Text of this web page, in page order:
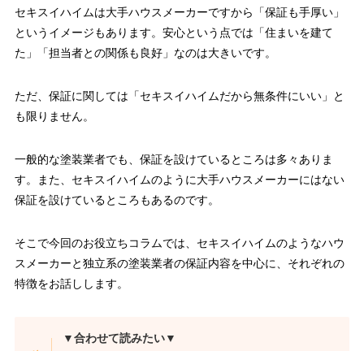
セキスイハイムは大手ハウスメーカーですから「保証も手厚い」
というイメージもあります。安心という点では「住まいを建て
た」「担当者との関係も良好」なのは大きいです。
ただ、保証に関しては「セキスイハイムだから無条件にいい」と
も限りません。
一般的な塗装業者でも、保証を設けているところは多々ありま
す。また、セキスイハイムのように大手ハウスメーカーにはない
保証を設けているところもあるのです。
そこで今回のお役立ちコラムでは、セキスイハイムのようなハウ
スメーカーと独立系の塗装業者の保証内容を中心に、それぞれの
特徴をお話しします。
▼合わせて読みたい▼